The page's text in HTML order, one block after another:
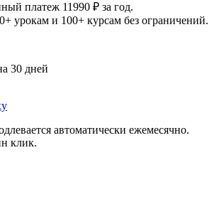
платеж 11990 ₽ за год.
урокам и 100+ курсам без ограничений.
30 дней
автоматически ежемесячно.
клик.